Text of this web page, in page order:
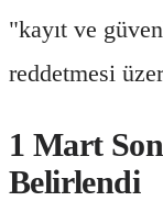
"kayıt ve
reddetmesi
1 Mart
Belirlendi